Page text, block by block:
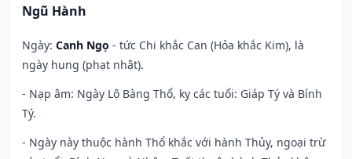
Ngũ Hành
Ngày: Canh Ngọ - tức Chi khắc Can (Hỏa khắc Kim), là
ngày hung (phạt nhật).
- Nạp âm: Ngày Lộ Bàng Thổ, kỵ các tuổi: Giáp Tý và Bính
Tý.
- Ngày này thuộc hành Thổ khắc với hành Thủy, ngoại trừ